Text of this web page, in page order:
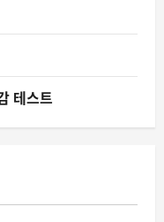
테스트